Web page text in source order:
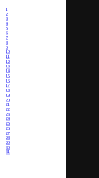
1
2
3
4
5
6
7
8
9
10
11
12
13
14
15
16
17
18
19
20
21
22
23
24
25
26
27
28
29
30
31